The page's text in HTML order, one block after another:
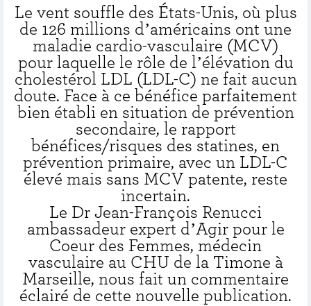
Le vent souffle des États-Unis, où plus
de 126 millions d’américains ont une
maladie cardio-vasculaire (MCV)
pour laquelle le rôle de l’élévation du
cholestérol LDL (LDL-C) ne fait aucun
doute. Face à ce bénéfice parfaitement
bien établi en situation de prévention
secondaire, le rapport
bénéfices/risques des statines, en
prévention primaire, avec un LDL-C
élevé mais sans MCV patente, reste
incertain.
Le Dr Jean-François Renucci
ambassadeur expert d’Agir pour le
Coeur des Femmes, médecin
vasculaire au CHU de la Timone à
Marseille, nous fait un commentaire
éclairé de cette nouvelle publication.